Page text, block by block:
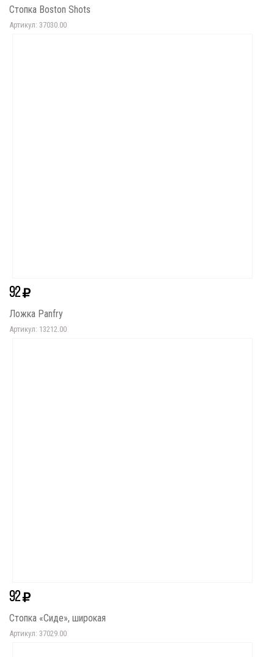
Стопка Boston Shots
Артикул: 37030.00
92
Ложка Panfry
Артикул: 13212.00
92
Стопка «Сиде», широкая
Артикул: 37029.00